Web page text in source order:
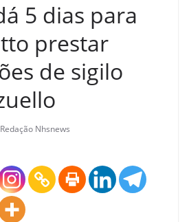
5 dias para
prestar
de sigilo
Redação Nhsnews